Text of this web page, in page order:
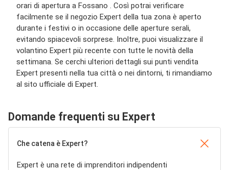
orari di apertura a Fossano . Così potrai verificare
facilmente se il negozio Expert della tua zona è aperto
durante i festivi o in occasione delle aperture serali,
evitando spiacevoli sorprese. Inoltre, puoi visualizzare il
volantino Expert più recente con tutte le novità della
settimana. Se cerchi ulteriori dettagli sui punti vendita
Expert presenti nella tua città o nei dintorni, ti rimandiamo
al sito ufficiale di Expert.
Domande frequenti su Expert
Che catena è Expert?
Expert è una rete di imprenditori indipendenti